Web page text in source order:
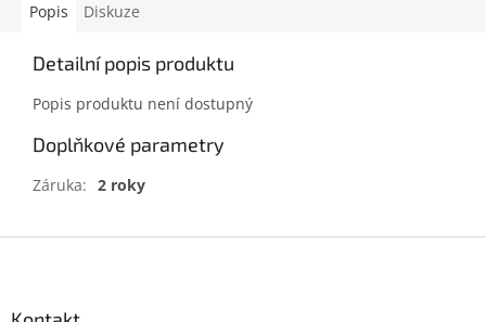
Popis Diskuze
Detailní popis produktu
Popis produktu není dostupný
Doplňkové parametry
Záruka: 2 roky